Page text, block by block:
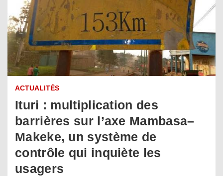
ACTUALITÉS
Ituri : multiplication des
barrières sur l’axe Mambasa–
Makeke, un système de
contrôle qui inquiète les
usagers